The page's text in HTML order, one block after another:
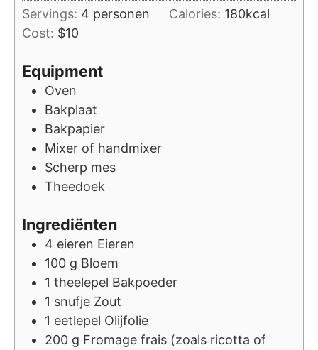
Servings: 4 personen Calories: 180kcal
Cost: $10
Equipment
Oven
Bakplaat
Bakpapier
Mixer of handmixer
Scherp mes
Theedoek
Ingrediënten
4 eieren Eieren
100 g Bloem
1 theelepel Bakpoeder
1 snufje Zout
1 eetlepel Olijfolie
200 g Fromage frais (zoals ricotta of